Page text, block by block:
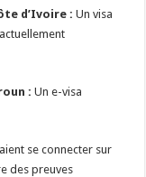
d’Ivoire : Un visa
: Un e-visa
se connecter sur
des preuves